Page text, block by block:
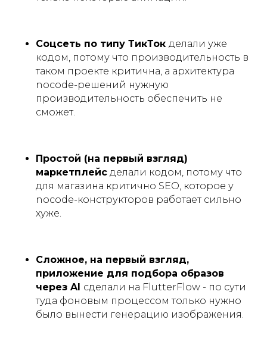
Соцсеть по типу ТикТок делали уже
кодом, потому что производительность в
таком проекте критична, а архитектура
nocode-решений нужную
производительность обеспечить не
сможет.
Простой (на первый взгляд)
маркетплейс делали кодом, потому что
для магазина критично SEO, которое у
nocode-конструкторов работает сильно
хуже.
Сложное, на первый взгляд,
приложение для подбора образов
через AI сделали на FlutterFlow - по сути
туда фоновым процессом только нужно
было вынести генерацию изображения.